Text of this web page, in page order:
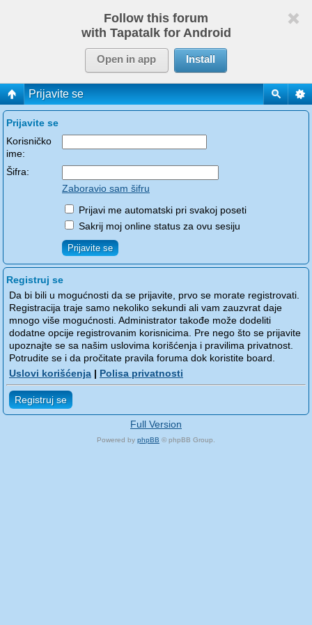
Follow this forum
with Tapatalk for Android
Open in app Install
Prijavite se
Prijavite se
Korisničko
ime:
Šifra:
Zaboravio sam šifru
Prijavi me automatski pri svakoj poseti
Sakrij moj online status za ovu sesiju
Registruj se
Da bi bili u mogućnosti da se prijavite, prvo se morate registrovati.
Registracija traje samo nekoliko sekundi ali vam zauzvrat daje
mnogo više mogućnosti. Administrator takođe može dodeliti
dodatne opcije registrovanim korisnicima. Pre nego što se prijavite
upoznajte se sa našim uslovima korišćenja i pravilima privatnost.
Potrudite se i da pročitate pravila foruma dok koristite board.
Uslovi korišćenja | Polisa privatnosti
Registruj se
Full Version
Powered by phpBB © phpBB Group.